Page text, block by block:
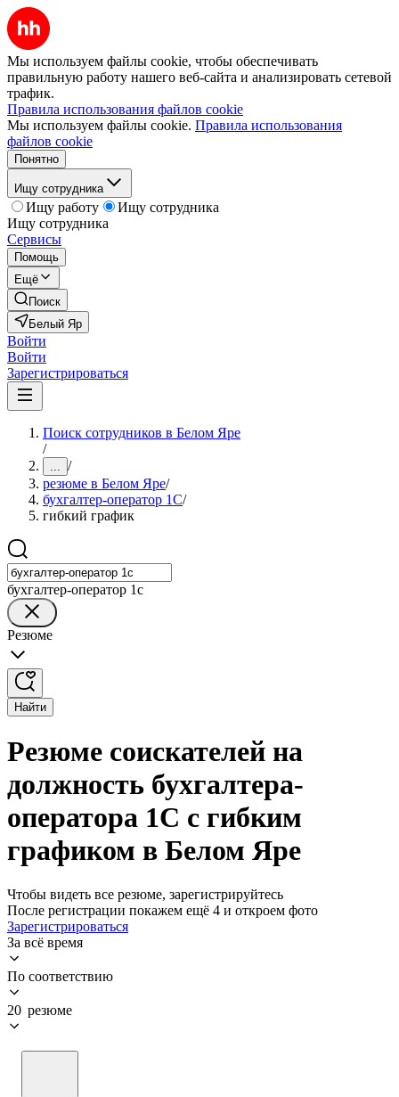
Мы используем файлы cookie, чтобы обеспечивать
правильную работу нашего веб-сайта и анализировать сетевой
трафик.
Правила использования файлов cookie
Мы используем файлы cookie. Правила использования
файлов cookie
Понятно
Ищу сотрудника
Ищу работу
Ищу сотрудника
Ищу сотрудника
Сервисы
Помощь
Ещё
Поиск
Белый Яр
Войти
Войти
Зарегистрироваться
Поиск сотрудников в Белом Яре
/
... /
резюме в Белом Яре/
бухгалтер-оператор 1С/
гибкий график
бухгалтер-оператор 1с
Резюме
Найти
Резюме соискателей на
должность бухгалтера-
оператора 1С с гибким
графиком в Белом Яре
Чтобы видеть все резюме, зарегистрируйтесь
После регистрации покажем ещё 4 и откроем фото
Зарегистрироваться
За всё время
По соответствию
20 резюме